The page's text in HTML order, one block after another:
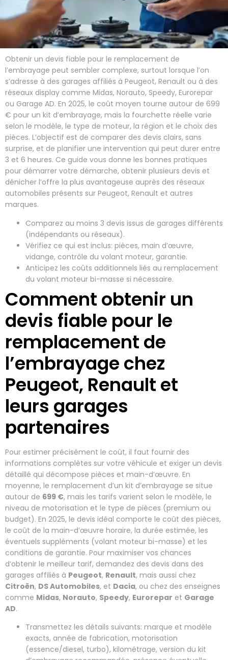
Obtenir un devis fiable pour le remplacement de
l’embrayage peut sembler complexe, surtout lorsque l’on
s’adresse à des garages affiliés à Peugeot, Renault ou à des
réseaux display comme Midas, Norauto, Speedy, Eurorepar
ou Garage AD. En 2025, le coût moyen tourne autour de 699
€ pour un kit d’embrayage, mais la fourchette réelle varie
selon le modèle, le type de moteur, la région et le choix des
pièces. L’objectif est de comparer des devis clairs, sans
surprise, et de planifier une intervention qui peut durer entre
3 et 6 heures. Ce guide vous donne les bonnes pratiques
pour démarrer votre démarche, obtenir plusieurs devis et
dénicher l’offre la plus avantageuse auprès des réseaux
automobiles présents sur Peugeot, Renault et autres
marques.
Comparez au moins 3 devis issus de garages différents
(indépendants ou réseaux).
Vérifiez ce qui est inclus: pièces, main d’œuvre,
vidange, contrôle du volant moteur, garantie.
Anticipez les coûts additionnels liés au remplacement
du volant moteur bi-masse si nécessaire.
Comment obtenir un
devis fiable pour le
remplacement de
l’embrayage chez
Peugeot, Renault et
leurs garages
partenaires
Pour estimer précisément le coût, il faut fournir des
informations complètes sur votre véhicule et exiger un devis
détaillé qui décompose pièces et main-d’œuvre. En
moyenne, le remplacement d’un kit d’embrayage se situe
autour de 699 €, mais les tarifs varient selon le modèle, le
niveau de motorisation et le type de pièces (premium ou
budget). En 2025, le devis idéal comporte le coût des pièces,
le coût de la main-d’œuvre horaire, la durée estimée, les
éventuels suppléments (volant moteur bi-masse) et les
conditions de garantie. Pour maximiser vos chances
d’obtenir le meilleur tarif, demandez des devis dans des
garages affiliés à Peugeot, Renault, mais aussi chez
Citroën, DS Automobiles, et Dacia, ou chez des enseignes
comme Midas, Norauto, Speedy, Eurorepar et Garage
AD.
Transmettez les détails suivants: marque et modèle
exacts, année de fabrication, motorisation
(essence/diesel, turbo), kilométrage, version du kit